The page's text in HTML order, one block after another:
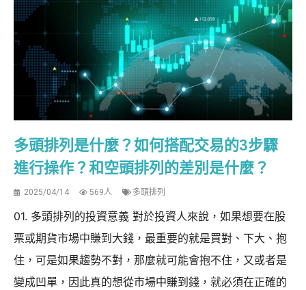
多頭排列是什麼？如何搭配交易的3步驟
進行操作？和空頭排列的差別是什麼？
2025/04/14 569人 多頭排列
01. 多頭排列的投資意義 對於投資人來說，如果想要在股
票或期貨市場中賺到大錢，最重要的就是買對、下大、抱
住，可是如果趨勢不對，那麼就可能會抱不住，又或者是
變成凹單，因此真的想從市場中賺到錢，就必須在正確的